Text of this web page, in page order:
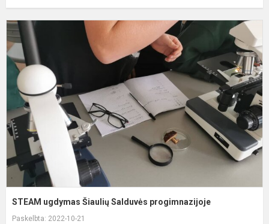
STEAM ugdymas Šiaulių Salduvės progimnazijoje
Paskelbta: 2022-10-21